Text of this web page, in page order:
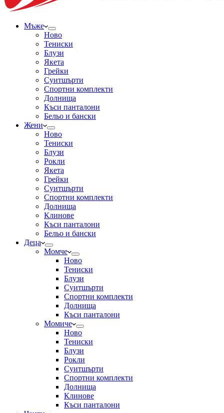
Мъже
Ново
Тениски
Блузи
Якета
Грейки
Суитшърти
Спортни комплекти
Долнища
Къси панталони
Бельо и бански
Жени
Ново
Тениски
Блузи
Рокли
Якета
Грейки
Суитшърти
Спортни комплекти
Долнища
Клинове
Къси панталони
Бельо и бански
Деца
Момче
Ново
Тениски
Блузи
Суитшърти
Спортни комплекти
Долнища
Къси панталони
Момиче
Ново
Тениски
Блузи
Рокли
Суитшърти
Спортни комплекти
Долнища
Клинове
Къси панталони